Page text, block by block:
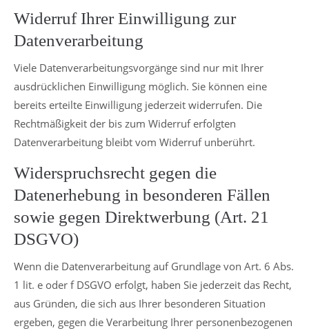
Widerruf Ihrer Einwilligung zur
Datenverarbeitung
Viele Datenverarbeitungsvorgänge sind nur mit Ihrer
ausdrücklichen Einwilligung möglich. Sie können eine
bereits erteilte Einwilligung jederzeit widerrufen. Die
Rechtmäßigkeit der bis zum Widerruf erfolgten
Datenverarbeitung bleibt vom Widerruf unberührt.
Widerspruchsrecht gegen die
Datenerhebung in besonderen Fällen
sowie gegen Direktwerbung (Art. 21
DSGVO)
Wenn die Datenverarbeitung auf Grundlage von Art. 6 Abs.
1 lit. e oder f DSGVO erfolgt, haben Sie jederzeit das Recht,
aus Gründen, die sich aus Ihrer besonderen Situation
ergeben, gegen die Verarbeitung Ihrer personenbezogenen